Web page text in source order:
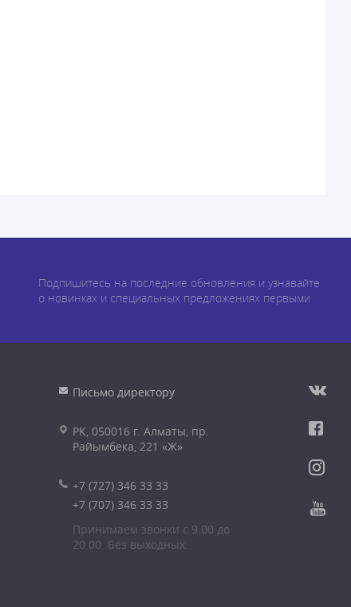
Подпишитесь на последние обновления и узнавайте
о новинках и специальных предложениях первыми
Письмо директору
РК, 050016 г. Алматы, пр.
Райымбека, 221 «Ж»
+7 (727) 346 33 33
+7 (707) 346 33 33
Принимаем звонки с 9.00 до
20.00. Без выходных.